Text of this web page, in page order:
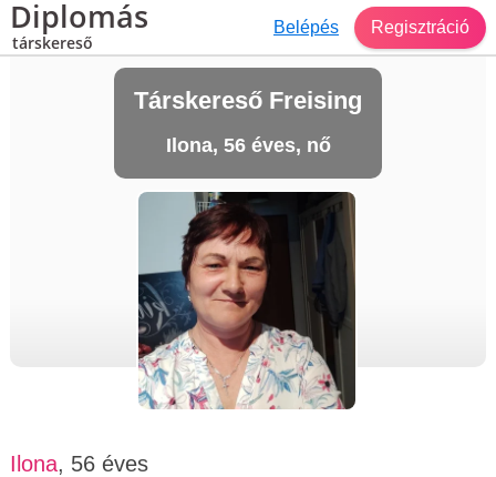
Diplomás
társkereső
Belépés Regisztráció
Társkereső Freising
Ilona, 56 éves, nő
Ilona, 56 éves